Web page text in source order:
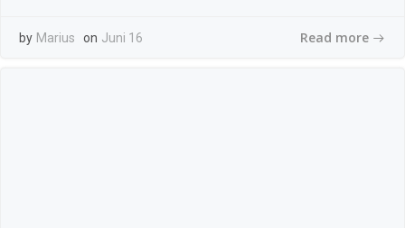
by Marius on Juni 16 Read more